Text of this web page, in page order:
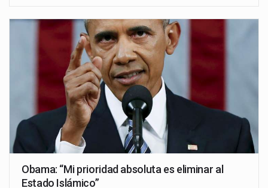
Obama: “Mi prioridad absoluta es eliminar al
Estado Islámico”